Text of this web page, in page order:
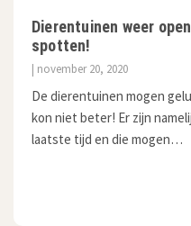
Dierentuinen weer
spotten!
| november 20, 2020
De dierentuinen mogen
kon niet beter! Er zijn
laatste tijd en die mogen…